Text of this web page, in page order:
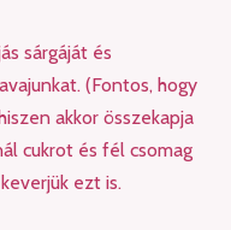
sárgáját és
(Fontos, hogy
akkor összekapja
cukrot és fél csomag
ezt is.